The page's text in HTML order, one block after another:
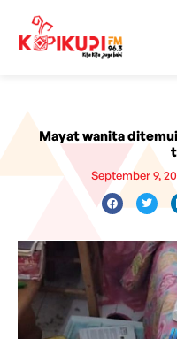
Mayat wanita
September 9,